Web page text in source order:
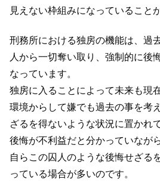
見えない枠組みになっていること
刑務所における独房の機能は、過
人から一切奪い取り、強制的に後
なっています。
独房に入ることによって未来も現
環境からして嫌でも過去の事を考
ざるを得ないような状況に置かれ
後悔が不利益だと分かっていなが
自らこの囚人のような後悔せざる
っている場合が多いのです。